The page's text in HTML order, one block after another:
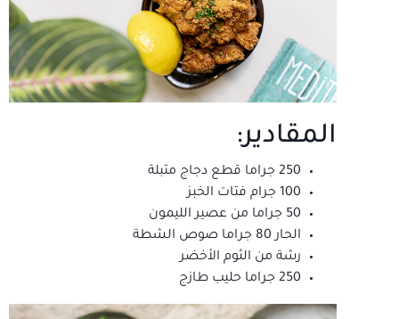
المقادير:
250 جراما قطع دجاج متبلة
100 جرام فتات الخبز
50 جراما من عصير الليمون
الحار 80 جراما صوص الشطة
رشة من الثوم الأخضر
250 جراما حليب طازج